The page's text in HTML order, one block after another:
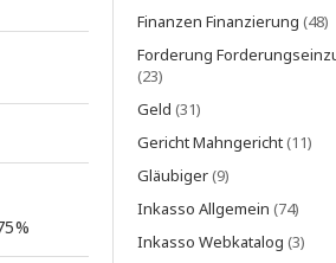
Finanzen Finanzierung (48)
Forderung
(23)
Geld (31)
Gericht Mahngericht(11)
Gläubiger(9)
Inkasso Allgemein (74)
Inkasso Webkatalog (3)